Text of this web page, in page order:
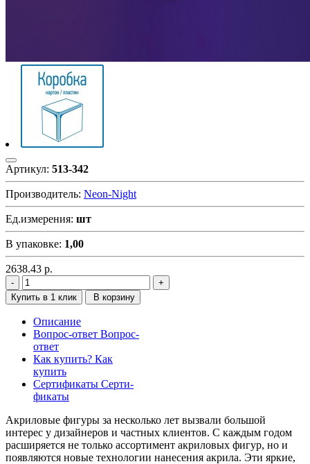
Артикул: 513-342
Производитель: Neon-Night
Ед.измерения: шт
В упаковке: 1,00
2638.43 р.
Купить в 1 клик В корзину
Описание
Вопрос-ответ Вопрос-
ответ
Как купить? Как
купить
Сертификаты Серти-
фикаты
Акриловые фигуры за несколько лет вызвали большой
интерес у дизайнеров и частных клиентов. С каждым годом
расширяется не только ассортимент акриловых фигур, но и
появляются новые технологии нанесения акрила. Эти яркие,